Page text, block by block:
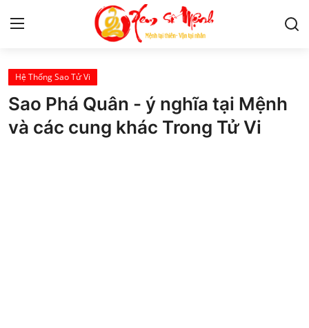
Tử Vi
Kiến Thức
Hệ Thống Sao Tử Vi
Sao Phá Quân - ý nghĩa tại Mệnh
và các cung khác Trong Tử Vi